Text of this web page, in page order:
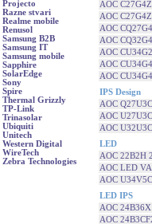
Projecto
Razne stvari
Realme mobile
Renusol
Samsung B2B
Samsung IT
Samsung mobile
Sapphire
SolarEdge
Sony
Spire
Thermal Grizzly
TP-Link
Trinasolar
Ubiquiti
Unitech
Western Digital
WireTech
Zebra Technologies
AOC
AOC
AOC
AOC
AOC
AOC
AOC
IPS Design
AOC
AOC
AOC
LED
AOC 22B2H
AOC LED
AOC
LED IPS
AOC
AOC